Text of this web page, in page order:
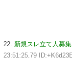
22: 新規スレ立て人募
23:51:25.79